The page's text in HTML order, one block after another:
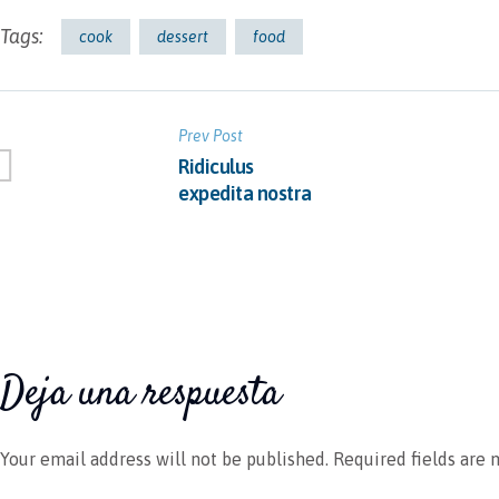
Tags: cook dessert food
Prev Post
Ridiculus
expedita nostra
Deja una respuesta
Your email address will not be published. Required fields are